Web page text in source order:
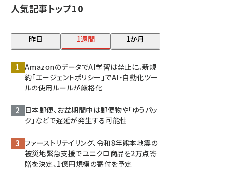
人気記事トップ10
昨日 1週間 1か月
AmazonのデータでAI学習は禁止に。新規
約「エージェントポリシー」でAI・自動化ツー
ルの使用ルールが厳格化
日本郵便、お盆期間中は郵便物や「ゆうパッ
ク」などで遅延が発生する可能性
ファーストリテイリング、令和8年熊本地震の
被災地緊急支援でユニクロ商品を2万点寄
贈を決定、1億円規模の寄付を予定